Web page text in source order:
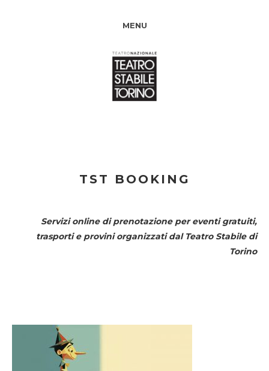
MENU
TST BOOKING
Servizi online di prenotazione per eventi gratuiti,
trasporti e provini organizzati dal Teatro Stabile di
Torino